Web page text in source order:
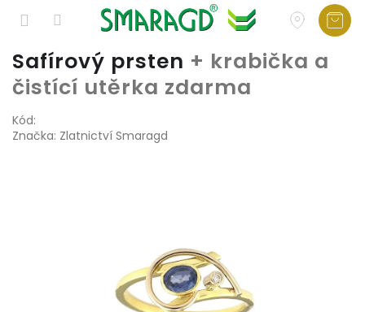
Přejít
na
obsah
Safírový prsten + krabička a
čistící utěrka zdarma
Kód:
Značka: Zlatnictví Smaragd